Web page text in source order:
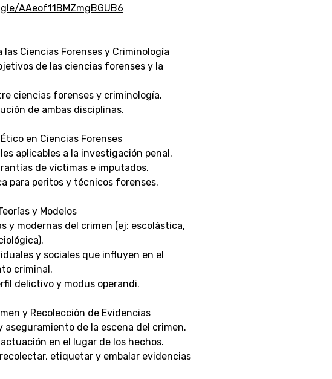
AAeof11BMZmgBGUB6
Ciencias Forenses y Criminología
de las ciencias forenses y la
ciencias forenses y criminología.
de ambas disciplinas.
en Ciencias Forenses
aplicables a la investigación penal.
de víctimas e imputados.
para peritos y técnicos forenses.
y Modelos
y modernas del crimen (ej: escolástica,
y sociales que influyen en el
criminal.
delictivo y modus operandi.
y Recolección de Evidencias
aseguramiento de la escena del crimen.
en el lugar de los hechos.
etiquetar y embalar evidencias